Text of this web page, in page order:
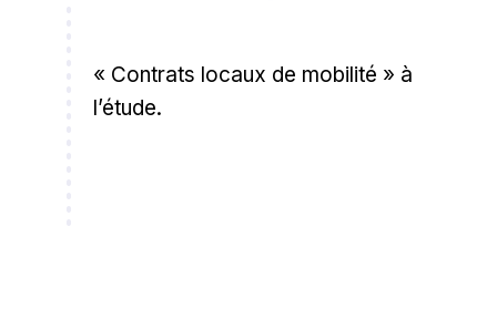
« Contrats locaux de mobilité » à
l’étude.